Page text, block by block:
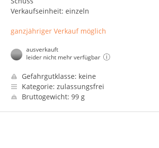
Verkaufseinheit: einzeln
ganzjähriger Verkauf möglich
ausverkauft
leider nicht mehr verfügbar
Gefahrgutklasse: keine
Kategorie: zulassungsfrei
Bruttogewicht: 99 g